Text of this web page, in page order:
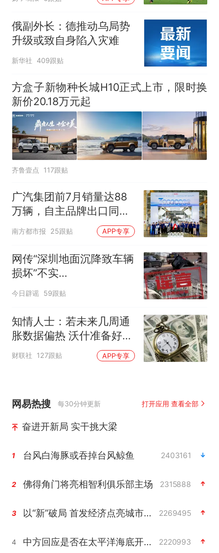
俄副外长：德推动乌局势
升级或致自身陷入灾难
新华社 409跟贴
方盒子新物种长城H10正式上市，限时换
新价20.18万元起
齐鲁壹点 117跟贴
广汽集团前7月销量达88
万辆，自主品牌出口同比
增130%
南方都市报 25跟贴 APP专享
网传“深圳地面沉降致车辆
损坏”不实
（2026·08·06）
今日辟谣 59跟贴
知情人士：若未来几周通
胀数据偏热 沃什准备好加
息
财联社 127跟贴 APP专享
网易热搜 每30分钟更新 打开应用 查看全部
奋进开新局 实干挑大梁
1 台风白海豚或吞掉台风鲸鱼 2403161
2 佛得角门将亮相智利俱乐部主场 2315888
3 以“新”破局 首发经济点亮城市消费活力 2269495
4 中方回应是否在太平洋海底开采稀土 2220993